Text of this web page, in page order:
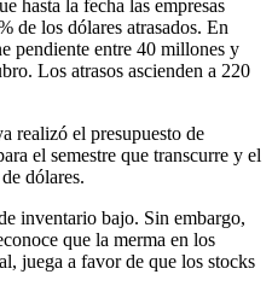
hasta la fecha las empresas
de los dólares atrasados. En
pendiente entre 40 millones y
Los atrasos ascienden a 220
realizó el presupuesto de
el semestre que transcurre y el
dólares.
inventario bajo. Sin embargo,
que la merma en los
juega a favor de que los stocks